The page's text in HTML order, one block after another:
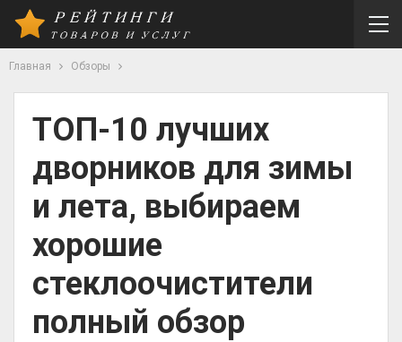
Главная Обзоры
ТОП-10 лучших
дворников для зимы
и лета, выбираем
хорошие
стеклоочистители
полный обзор